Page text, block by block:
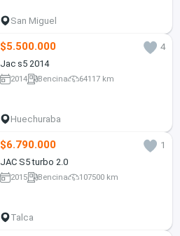
San Miguel
$5.500.000
4
Jac s5 2014
2014 Bencina 64117 km
Huechuraba
$6.790.000
1
JAC S5 turbo 2.0
2015 Bencina 107500 km
Talca